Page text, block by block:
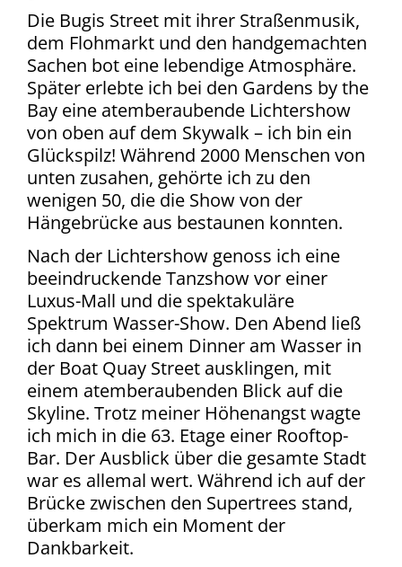
Die Bugis Street mit ihrer Straßenmusik,
dem Flohmarkt und den handgemachten
Sachen bot eine lebendige Atmosphäre.
Später erlebte ich bei den Gardens by the
Bay eine atemberaubende Lichtershow
von oben auf dem Skywalk – ich bin ein
Glückspilz! Während 2000 Menschen von
unten zusahen, gehörte ich zu den
wenigen 50, die die Show von der
Hängebrücke aus bestaunen konnten.
Nach der Lichtershow genoss ich eine
beeindruckende Tanzshow vor einer
Luxus-Mall und die spektakuläre
Spektrum Wasser-Show. Den Abend ließ
ich dann bei einem Dinner am Wasser in
der Boat Quay Street ausklingen, mit
einem atemberaubenden Blick auf die
Skyline. Trotz meiner Höhenangst wagte
ich mich in die 63. Etage einer Rooftop-
Bar. Der Ausblick über die gesamte Stadt
war es allemal wert. Während ich auf der
Brücke zwischen den Supertrees stand,
überkam mich ein Moment der
Dankbarkeit.